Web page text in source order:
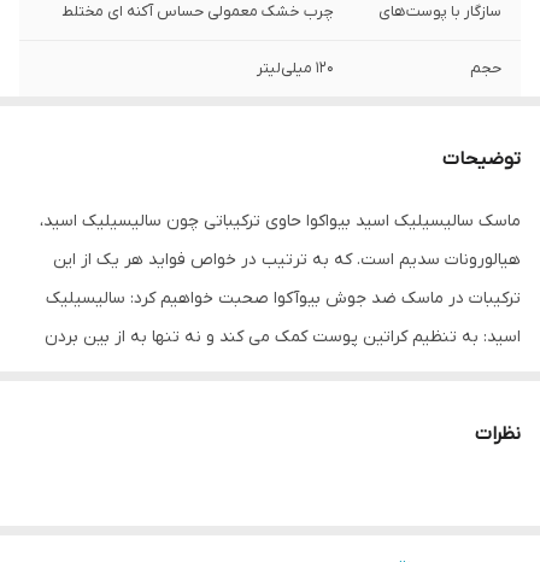
سازگار با پوست‌های چرب خشک معمولی حساس آکنه‌ ای مختلط
حجم ۱۲۰ میلی‌لیتر
توضیحات
ماسک سالیسیلیک اسید بیواکوا حاوی ترکیباتی چون سالیسیلیک اسید،
هیالورونات سدیم است. که به ترتیب در خواص فواید هر یک از این
ترکیبات در ماسک ضد جوش بیوآکوا صحبت خواهیم کرد: سالیسیلیک
اسید: به تنظیم کراتین پوست کمک می کند و نه تنها به از بین بردن
: به بهبود وضعیت پوست کمک می کند و سبب صاف و نرم شدن
نظرات